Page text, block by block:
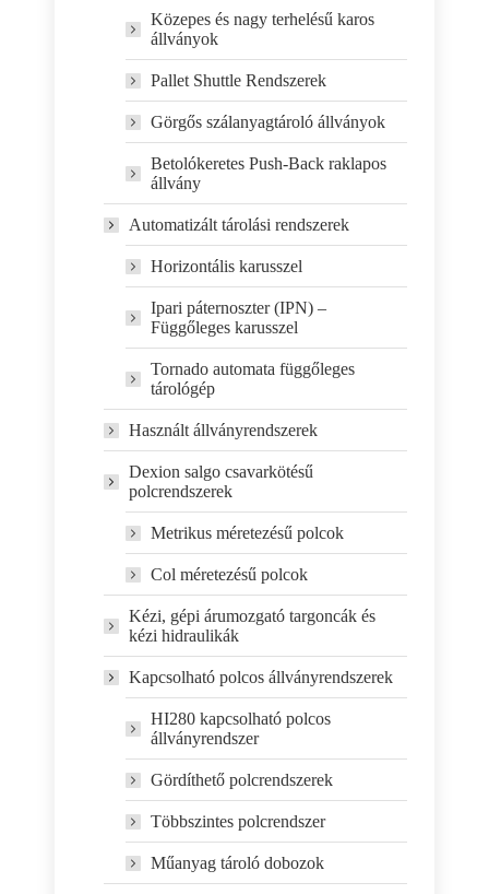
Közepes és nagy terhelésű karos
állványok
Pallet Shuttle Rendszerek
Görgős szálanyagtároló állványok
Betolókeretes Push-Back raklapos
állvány
Automatizált tárolási rendszerek
Horizontális karusszel
Ipari páternoszter (IPN) –
Függőleges karusszel
Tornado automata függőleges
tárológép
Használt állványrendszerek
Dexion salgo csavarkötésű
polcrendszerek
Metrikus méretezésű polcok
Col méretezésű polcok
Kézi, gépi árumozgató targoncák és
kézi hidraulikák
Kapcsolható polcos állványrendszerek
HI280 kapcsolható polcos
állványrendszer
Gördíthető polcrendszerek
Többszintes polcrendszer
Műanyag tároló dobozok